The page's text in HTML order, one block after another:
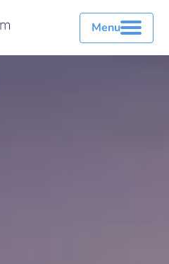
Menu